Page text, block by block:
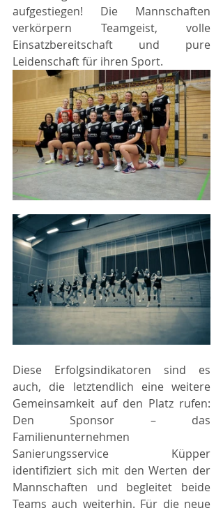
aufgestiegen! Die Mannschaften
verkörpern Teamgeist, volle
Einsatzbereitschaft und pure
Leidenschaft für ihren Sport.
Diese Erfolgsindikatoren sind es
auch, die letztendlich eine weitere
Gemeinsamkeit auf den Platz rufen:
Den Sponsor – das
Familienunternehmen
Sanierungsservice Küpper
identifiziert sich mit den Werten der
Mannschaften und begleitet beide
Teams auch weiterhin. Für die neue